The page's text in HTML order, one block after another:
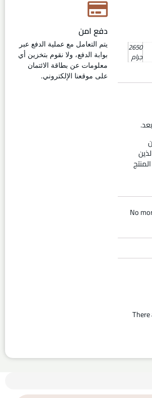
2650
جرام
No
دفع امن
يتم التعامل مع عملية الدفع عبر
بوابة الدفع، ولا نقوم بتخزين أي
معلومات عن بطاقة الائتمان
على موقعنا الإلكتروني.